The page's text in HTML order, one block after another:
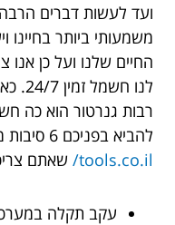
ועד לעשות דברים
משמעותי ביותר
החיים שלנו ועל כן אנו
לנו
רבות גנרטור הוא כה
להביא בפניכם 6 סיבות מאת אתר
tools.co.il/ שאתם
עקב תקלה